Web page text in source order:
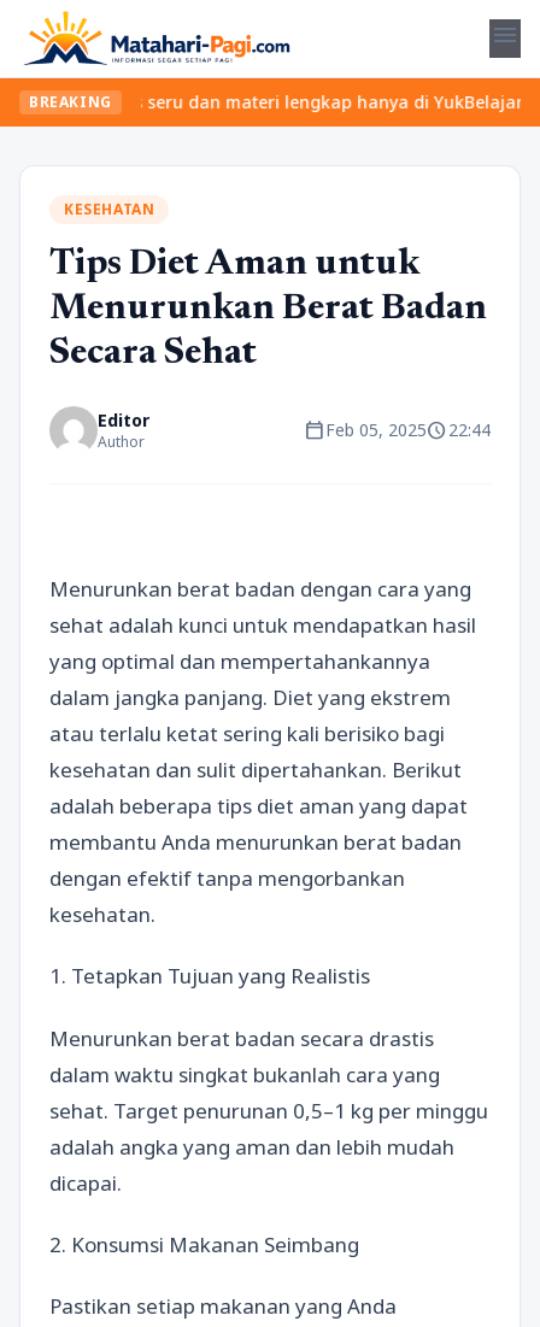
menu
BREAKING
kelas seru dan materi lengkap hanya di YukBelajar.com.
KESEHATAN
Tips Diet Aman untuk
Menurunkan Berat Badan
Secara Sehat
Editor
Author calendar_todayFeb 05, 2025schedule22:44
Menurunkan berat badan dengan cara yang
sehat adalah kunci untuk mendapatkan hasil
yang optimal dan mempertahankannya
dalam jangka panjang. Diet yang ekstrem
atau terlalu ketat sering kali berisiko bagi
kesehatan dan sulit dipertahankan. Berikut
adalah beberapa tips diet aman yang dapat
membantu Anda menurunkan berat badan
dengan efektif tanpa mengorbankan
kesehatan.
1. Tetapkan Tujuan yang Realistis
Menurunkan berat badan secara drastis
dalam waktu singkat bukanlah cara yang
sehat. Target penurunan 0,5–1 kg per minggu
adalah angka yang aman dan lebih mudah
dicapai.
2. Konsumsi Makanan Seimbang
Pastikan setiap makanan yang Anda